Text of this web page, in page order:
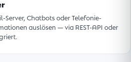
Server, Chatbots oder Telefonie-
auslösen — via REST-API oder